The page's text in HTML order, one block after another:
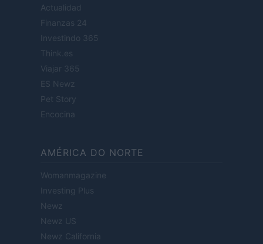
Actualidad
Finanzas 24
Investindo 365
Think.es
Viajar 365
ES Newz
Pet Story
Encocina
AMÉRICA DO NORTE
Womanmagazine
Investing Plus
Newz
Newz US
Newz California